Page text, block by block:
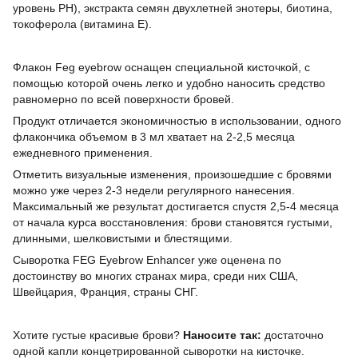
уровень PH), экстракта семян двухлетней энотеры, биотина,
токоферола (витамина Е).
Флакон Feg eyebrow оснащен специальной кисточкой, с
помощью которой очень легко и удобно наносить средство
равномерно по всей поверхности бровей.
Продукт отличается экономичностью в использовании, одного
флакончика объемом в 3 мл хватает на 2-2,5 месяца
ежедневного применения.
Отметить визуальные изменения, произошедшие с бровями
можно уже через 2-3 недели регулярного нанесения.
Максимальный же результат достигается спустя 2,5-4 месяца
от начала курса восстановления: брови становятся густыми,
длинными, шелковистыми и блестящими.
Сыворотка FEG Eyebrow Enhancer уже оценена по
достоинству во многих странах мира, среди них США,
Швейцария, Франция, страны СНГ.
Хотите густые красивые брови? Наносите так: достаточно
одной капли концетрированной сыворотки на кисточке.